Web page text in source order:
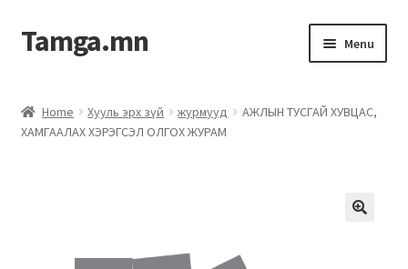
Tamga.mn Menu
ХАБЭА-н багц
Home Хууль эрх зүй журмууд
АЖЛЫН ТУСГАЙ ХУВЦАС,
ХАМГААЛАХ ХЭРЭГСЭЛ ОЛГОХ ЖУРАМ